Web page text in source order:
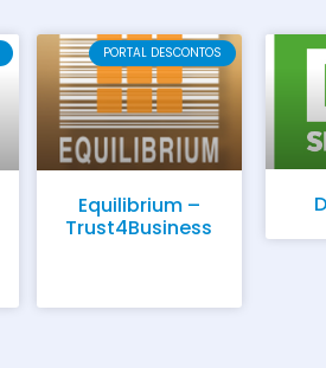
PORTAL DESCONTOS
Equilibrium –
Trust4Business